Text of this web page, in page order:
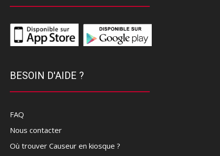
BESOIN D'AIDE ?
FAQ
Nous contacter
Où trouver Causeur en kiosque ?